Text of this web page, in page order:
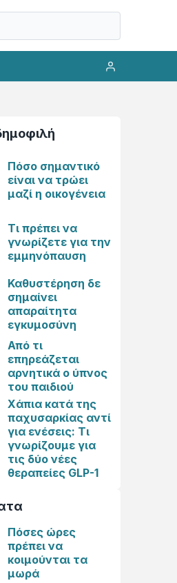
Πόσο σημαντικό
είναι να τρώει
μαζί η οικογένεια
Τι πρέπει να
γνωρίζετε για την
εμμηνόπαυση
Καθυστέρηση δε
σημαίνει
απαραίτητα
εγκυμοσύνη
Από τι
επηρεάζεται
αρνητικά ο ύπνος
του παιδιού
Χάπια κατά της
παχυσαρκίας αντί
για ενέσεις: Τι
γνωρίζουμε για
τις δύο νέες
θεραπείες GLP-1
Πόσες ώρες
πρέπει να
κοιμούνται τα
μωρά